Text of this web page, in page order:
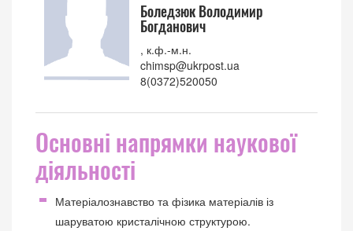
Боледзюк Володимир
Богданович
, к.ф.-м.н.
chimsp@ukrpost.ua
8(0372)520050
Основні напрямки наукової
діяльності
Матеріалознавство та фізика матеріалів із
шаруватою кристалічною структурою.